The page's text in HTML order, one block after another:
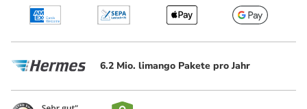
6.2 Mio. limango Pakete pro Jahr